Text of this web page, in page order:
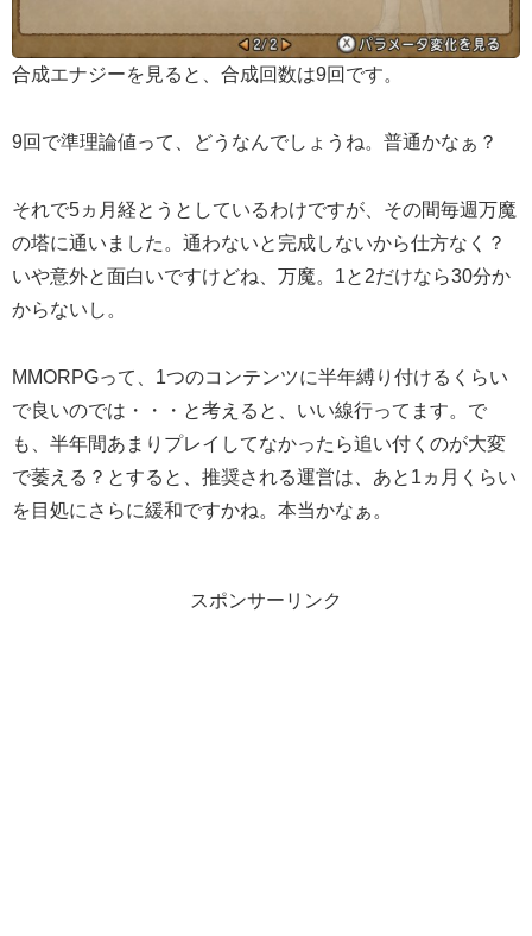
合成エナジーを見ると、合成回数は9回です。
9回で準理論値って、どうなんでしょうね。普通かなぁ？
それで5ヵ月経とうとしているわけですが、その間毎週万魔
の塔に通いました。通わないと完成しないから仕方なく？
いや意外と面白いですけどね、万魔。1と2だけなら30分か
からないし。
MMORPGって、1つのコンテンツに半年縛り付けるくらい
で良いのでは・・・と考えると、いい線行ってます。で
も、半年間あまりプレイしてなかったら追い付くのが大変
で萎える？とすると、推奨される運営は、あと1ヵ月くらい
を目処にさらに緩和ですかね。本当かなぁ。
スポンサーリンク